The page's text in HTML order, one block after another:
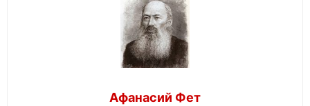
Афанасий Фет